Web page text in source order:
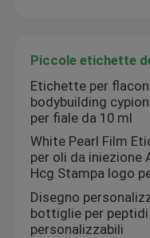
Piccole etichette
Etichette per
bodybuilding
per fiale da 10 ml
White Pearl Film
per oli da iniezione
Hcg Stampa logo
Disegno
bottiglie per
personalizzabili